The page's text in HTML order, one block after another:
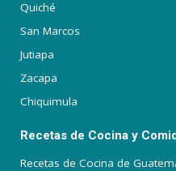
Quiché
San Marcos
Jutiapa
Zacapa
Chiquimula
Recetas de Cocina y
Recetas de Cocina de